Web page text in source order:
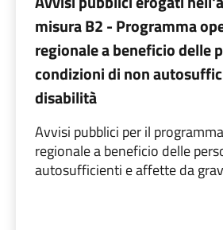
misura B2 - Programma
regionale a beneficio delle
condizioni di non
disabilità
Avvisi pubblici per il
regionale a beneficio delle
autosufficienti e affette da